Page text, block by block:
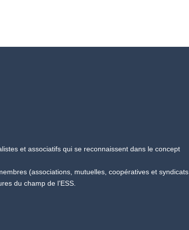
et associatifs qui se reconnaissent dans le concept
(associations, mutuelles, coopératives et syndicats
du champ de l’ESS.